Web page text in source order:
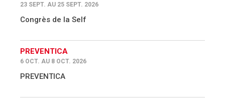
23 SEPT. AU 25 SEPT. 2026
Congrès de la Self
PREVENTICA
6 OCT. AU 8 OCT. 2026
PREVENTICA